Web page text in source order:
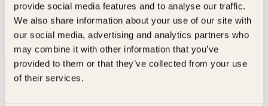
provide social media features and to analyse our traffic.
We also share information about your use of our site with
our social media, advertising and analytics partners who
may combine it with other information that you’ve
provided to them or that they’ve collected from your use
of their services.
På livet løs
Innbundet 349krLes mer